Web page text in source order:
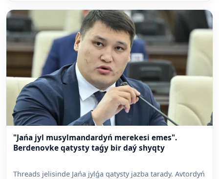
"Jańa jyl musylmandardyń merekesi emes".
Berdenovke qatysty taǵy bir daý shyqty
Threads jelisinde Jańa jylǵa qatysty jazba tarady. Avtordyń